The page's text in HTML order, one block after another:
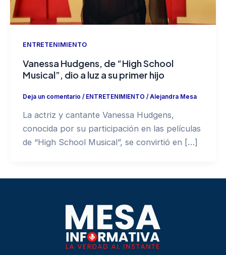
ENTRETENIMIENTO
Vanessa Hudgens, de “High School
Musical”, dio a luz a su primer hijo
Deja un comentario / ENTRETENIMIENTO /Alejandra Mesa
La actriz y cantante Vanessa Hudgens,
conocida por su participación en las películas
de “High School Musical”, se convirtió en […]